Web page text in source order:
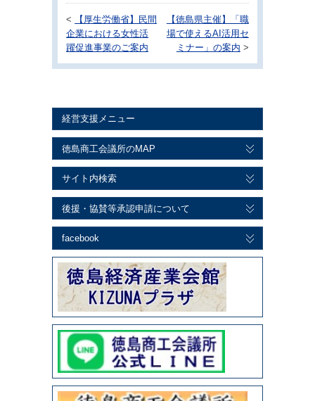
<
【厚生労働省】民間
企業における女性活
躍促進事業のご案内
【徳島県主催】「職
場で使えるAI活用セ
ミナー」の案内 >
経営支援メニュー
徳島商工会議所のMAP
サイト内検索
後援・協賛等承認申請について
facebook